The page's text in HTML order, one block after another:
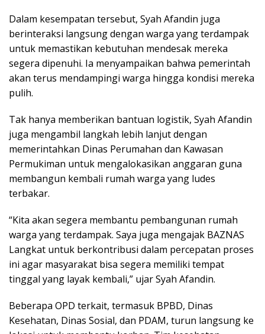
Dalam kesempatan tersebut, Syah Afandin juga
berinteraksi langsung dengan warga yang terdampak
untuk memastikan kebutuhan mendesak mereka
segera dipenuhi. Ia menyampaikan bahwa pemerintah
akan terus mendampingi warga hingga kondisi mereka
pulih.
Tak hanya memberikan bantuan logistik, Syah Afandin
juga mengambil langkah lebih lanjut dengan
memerintahkan Dinas Perumahan dan Kawasan
Permukiman untuk mengalokasikan anggaran guna
membangun kembali rumah warga yang ludes
terbakar.
“Kita akan segera membantu pembangunan rumah
warga yang terdampak. Saya juga mengajak BAZNAS
Langkat untuk berkontribusi dalam percepatan proses
ini agar masyarakat bisa segera memiliki tempat
tinggal yang layak kembali,” ujar Syah Afandin.
Beberapa OPD terkait, termasuk BPBD, Dinas
Kesehatan, Dinas Sosial, dan PDAM, turun langsung ke